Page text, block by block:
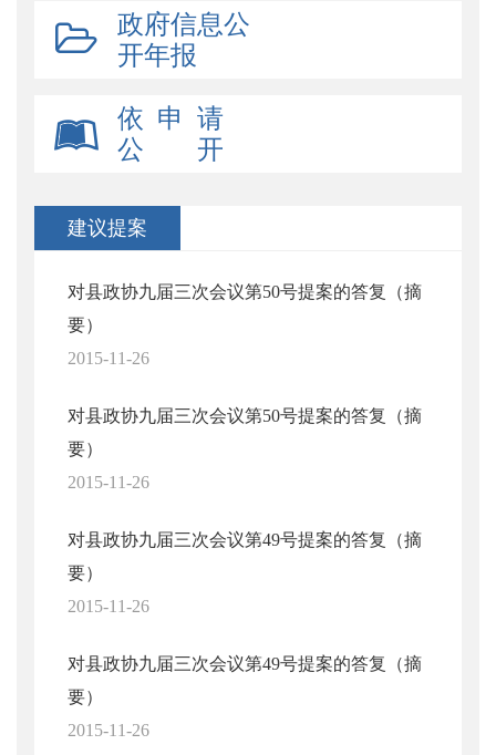
政府信息公
开年报
依 申 请
公 开
建议提案
对县政协九届三次会议第50号提案的答复（摘
要）
2015-11-26
对县政协九届三次会议第50号提案的答复（摘
要）
2015-11-26
对县政协九届三次会议第49号提案的答复（摘
要）
2015-11-26
对县政协九届三次会议第49号提案的答复（摘
要）
2015-11-26